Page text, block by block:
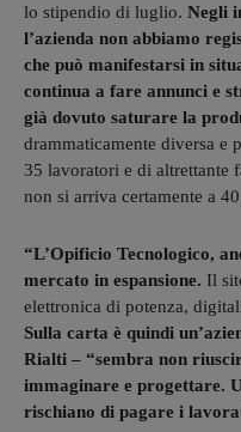
lo stipendio di luglio. Negli
l’azienda non abbiamo
che può manifestarsi in
continua a fare annunci e
già dovuto saturare la
drammaticamente diversa e
35 lavoratori e di altrettante
non si arriva certamente a
“L’Opificio Tecnologico,
mercato in espansione. Il
elettronica di potenza,
Sulla carta è quindi
Rialti – “sembra non
immaginare e progettare.
rischiano di pagare i